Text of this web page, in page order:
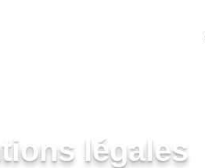
légales